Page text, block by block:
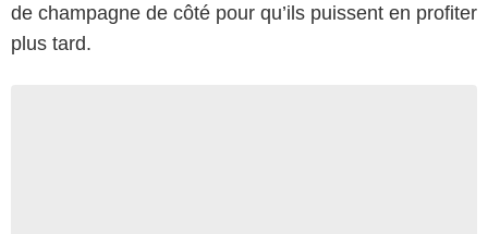
de champagne de côté pour qu’ils puissent en profiter
plus tard.